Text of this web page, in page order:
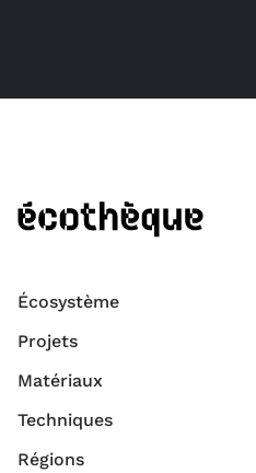
Écosystème
Projets
Matériaux
Techniques
Régions